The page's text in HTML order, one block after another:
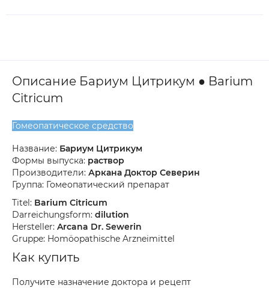
Описание Бариум Цитрикум ● Barium
Citricum
Гомеопатическое средство
Название: Бариум Цитрикум
Формы выпуска: раствор
Производители: Аркана Доктор Северин
Группа: Гомеопатический препарат
Titel: Barium Citricum
Darreichungsform: dilution
Hersteller: Arcana Dr. Sewerin
Gruppe: Homöopathische Arzneimittel
Как купить
Получите назначение доктора и рецепт